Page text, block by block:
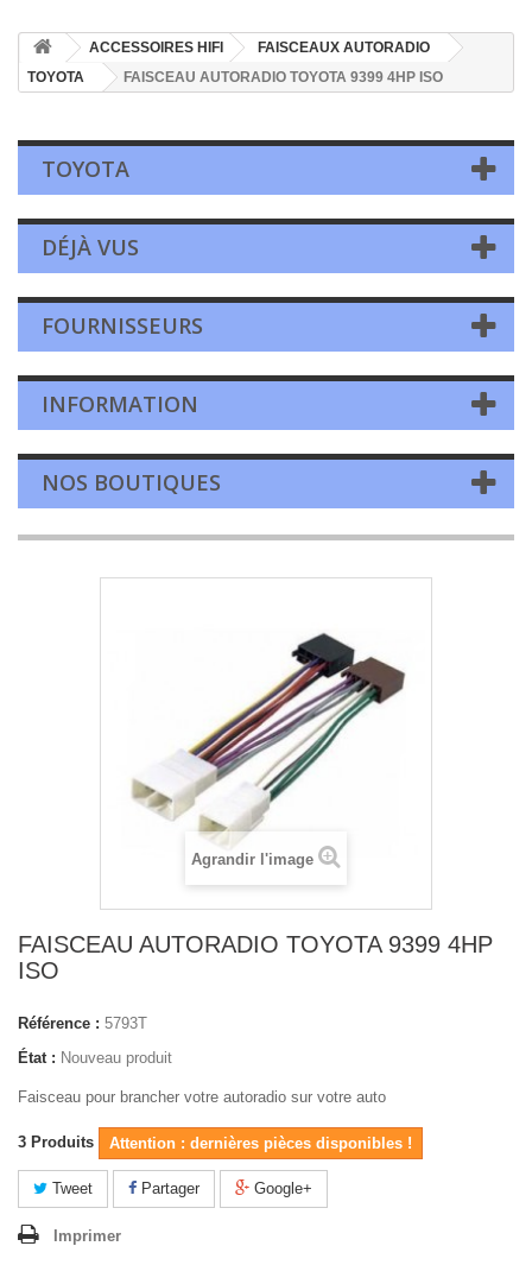
ACCESSOIRES HIFI
FAISCEAUX AUTORADIO
TOYOTA
FAISCEAU AUTORADIO TOYOTA 9399 4HP ISO
TOYOTA
DÉJÀ VUS
FOURNISSEURS
INFORMATION
NOS BOUTIQUES
Agrandir l'image
FAISCEAU AUTORADIO TOYOTA 9399 4HP
ISO
Référence : 5793T
État : Nouveau produit
Faisceau pour brancher votre autoradio sur votre auto
3 Produits Attention : dernières pièces disponibles !
Tweet Partager Google+
Imprimer